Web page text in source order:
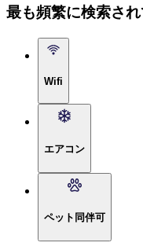
最も頻繁に検索さ
Wifi
エアコン
ペット同伴可